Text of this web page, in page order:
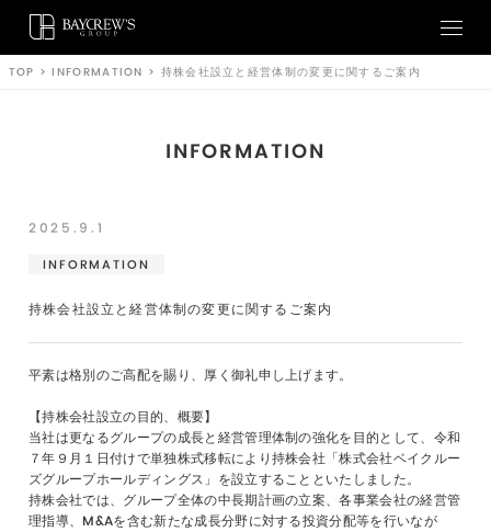
TOP >INFORMATION > 持株会社設立と経営体制の変更に関するご案内
INFORMATION
2025.9.1
INFORMATION
持株会社設立と経営体制の変更に関するご案内
平素は格別のご高配を賜り、厚く御礼申し上げます。
【持株会社設立の目的、概要】
当社は更なるグループの成長と経営管理体制の強化を目的として、令和
７年９月１日付けで単独株式移転により持株会社「株式会社ベイクルー
ズグループホールディングス」を設立することといたしました。
持株会社では、グループ全体の中長期計画の立案、各事業会社の経営管
理指導、M&Aを含む新たな成長分野に対する投資分配等を行いなが